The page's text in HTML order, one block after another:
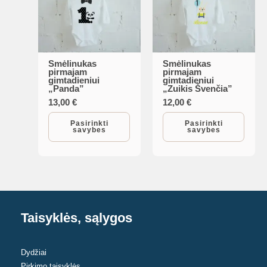
the
product
page
the
product
page
Smėlinukas
pirmajam
gimtadieniui
„Panda”
13,00€
Pasirinkti
savybes
This
product
has
multiple
variants.
chosen
on
Smėlinukas
pirmajam
gimtadieniui
„Zuikis Švenčia”
12,00€
Pasirinkti
savybes
This
product
has
multiple
variants.
Taisyklės, sąlygos
Dydžiai